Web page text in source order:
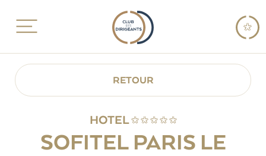
HOTEL
SOFITEL PARIS LE
RETOUR